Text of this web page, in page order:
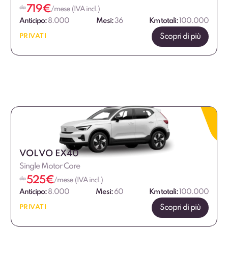
Fascia di prezzo
€
da 719€/mese (IVA incl.)
Anticipo: 8.000 Mesi:36 Km totali: 100.000
PRIVATI Scopri di più
VOLVO EX40
Single Motor Core
da 525€/mese (IVA incl.)
Anticipo: 8.000 Mesi: 60 Km totali: 100.000
PRIVATI Scopri di più